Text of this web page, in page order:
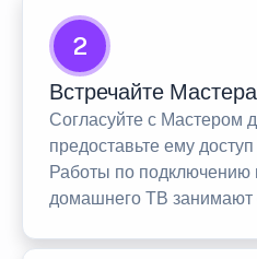
2
Встречайте Мастера
Согласуйте с Мастером
предоставьте ему
Работы по подключению
домашнего ТВ занимают